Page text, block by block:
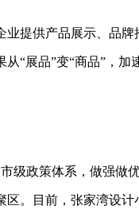
提供产品展示、品牌
“展品”变“商品”，加
级政策体系，做强做
。目前，张家湾设计